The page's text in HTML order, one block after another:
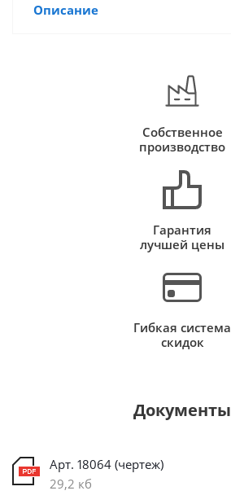
Описание
Собственное
производство
Гарантия
лучшей цены
Гибкая система
скидок
Документы
Арт. 18064 (чертеж)
29,2 кб